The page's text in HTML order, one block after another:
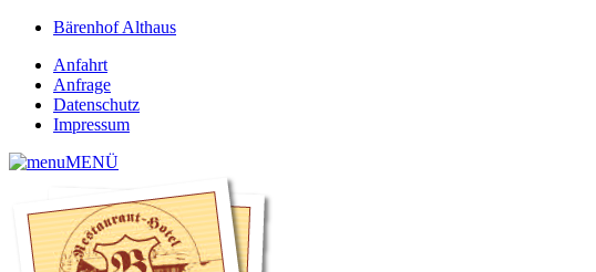
Bärenhof Althaus
Anfahrt
Anfrage
Datenschutz
Impressum
MENÜ